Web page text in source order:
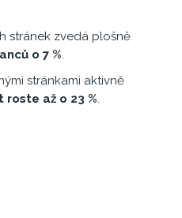
stránek zvedá plošně
o 7 %.
stránkami aktivně
roste až o 23 %.